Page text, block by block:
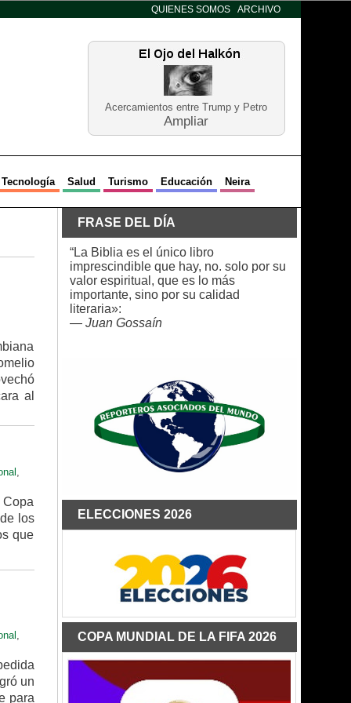
QUIENES SOMOS ARCHIVO
Acercamientos entre Trump y Petro
Ampliar
Tecnología Salud Turismo Educación Neira
al
los
que
un
para
FRASE DEL DÍA
“La Biblia es el único libro
imprescindible que hay, no. solo por su
valor espiritual, que es lo más
importante, sino por su calidad
literaria»:
— Juan Gossaín
ELECCIONES 2026
COPA MUNDIAL DE LA FIFA 2026